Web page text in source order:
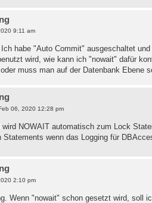
9:11 am
habe "Auto Commit" ausgeschaltet
wird, wie kann ich "nowait" dafür
muss man auf der Datenbank Ebene
06, 2020 12:28 pm
NOWAIT automatisch zum Lock
wenn das Logging für
2:10 pm
Wenn "nowait" schon gesetzt wird, soll